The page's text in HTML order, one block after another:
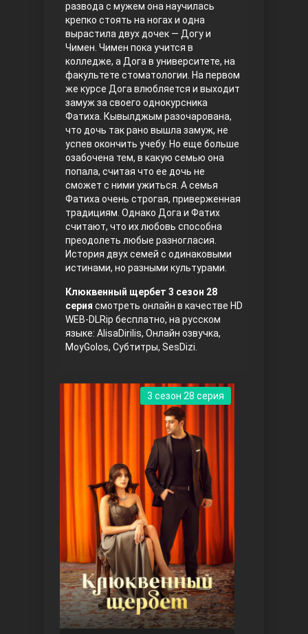
Правосyдие
Любовь напрокат
Воскресший Эртугрул
Ветреный холм
развода с мужем она научилась
крепко стоять на ногах и одна
вырастила двух дочек — Догу и
Чимен. Чимен пока учится в
колледже, а Дога в университете, на
факультете стоматологии. На первом
же курсе Дога влюбляется и выходит
замуж за своего однокурсника
Фатиха. Кывылджым разочарована,
что дочь так рано вышла замуж, не
успев окончить учебу. Но еще больше
озабочена тем, в какую семью она
попала, считая что ее дочь не
сможет с ними ужиться. А семья
Фатиха очень строгая, приверженная
традициям. Однако Дога и Фатих
считают, что их любовь способна
преодолеть любые разногласия.
История двух семей с одинаковыми
истинами, но разными культурами.
Клюквенный щербет 3 сезон 28
серия смотреть онлайн в качестве HD
WEB-DLRip бесплатно, на русском
языке: AlisaDirilis, Онлайн озвучка,
MoyGolos, Субтитры, SesDizi.
3 сезон 28 серия